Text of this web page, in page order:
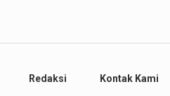
Redaksi Kontak Kami